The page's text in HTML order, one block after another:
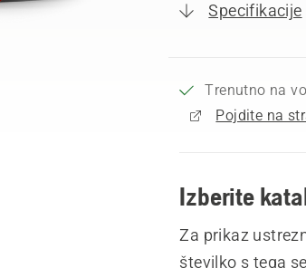
Specifikacije
Trenutno na
Izberite
Za prikaz
številko s tega